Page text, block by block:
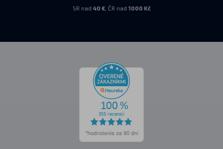
SR nad 40 €, ČR nad 1000 Kč